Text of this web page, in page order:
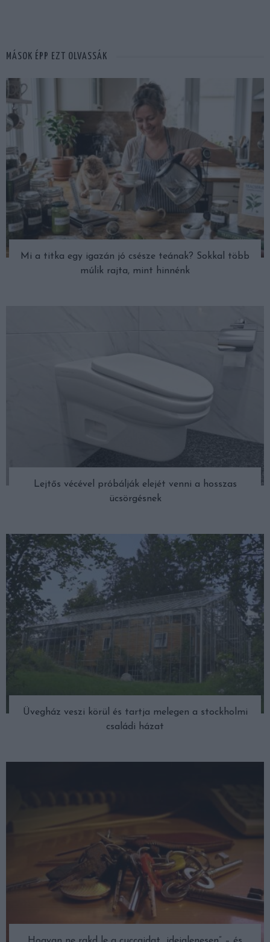
MÁSOK ÉPP EZT OLVASSÁK
Mi a titka egy igazán jó csésze teának? Sokkal több
múlik rajta, mint hinnénk
Lejtős vécével próbálják elejét venni a hosszas
ücsörgésnek
Üvegház veszi körül és tartja melegen a stockholmi
családi házat